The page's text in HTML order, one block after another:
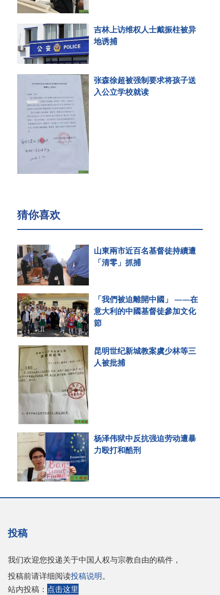
吉林上访维权人士戴振柱被异
地诱捕
张森徐超被强制要求将孩子送
入公立学校就读
猜你喜欢
山東兩市近百名基督徒持續遭
「清零」抓捕
「我們被迫離開中國」 ——在
意大利的中國基督徒參加文化
節
昆明世纪新城教案虞少林等三
人被批捕
杨泽伟狱中反抗强迫劳动遭暴
力殴打和酷刑
投稿
我们欢迎您投递关于中国人权与宗教自由的稿件，
投稿前请详细阅读投稿说明。
站内投稿： 点击这里